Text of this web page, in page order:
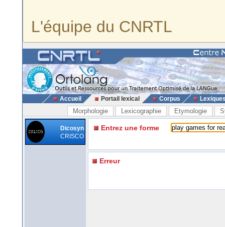
L'équipe du CNRTL
Accueil Portail lexical Corpus
Morphologie Lexicographie Etymologie
Dicosyn
CRISCO
Entrez une forme
Erreur